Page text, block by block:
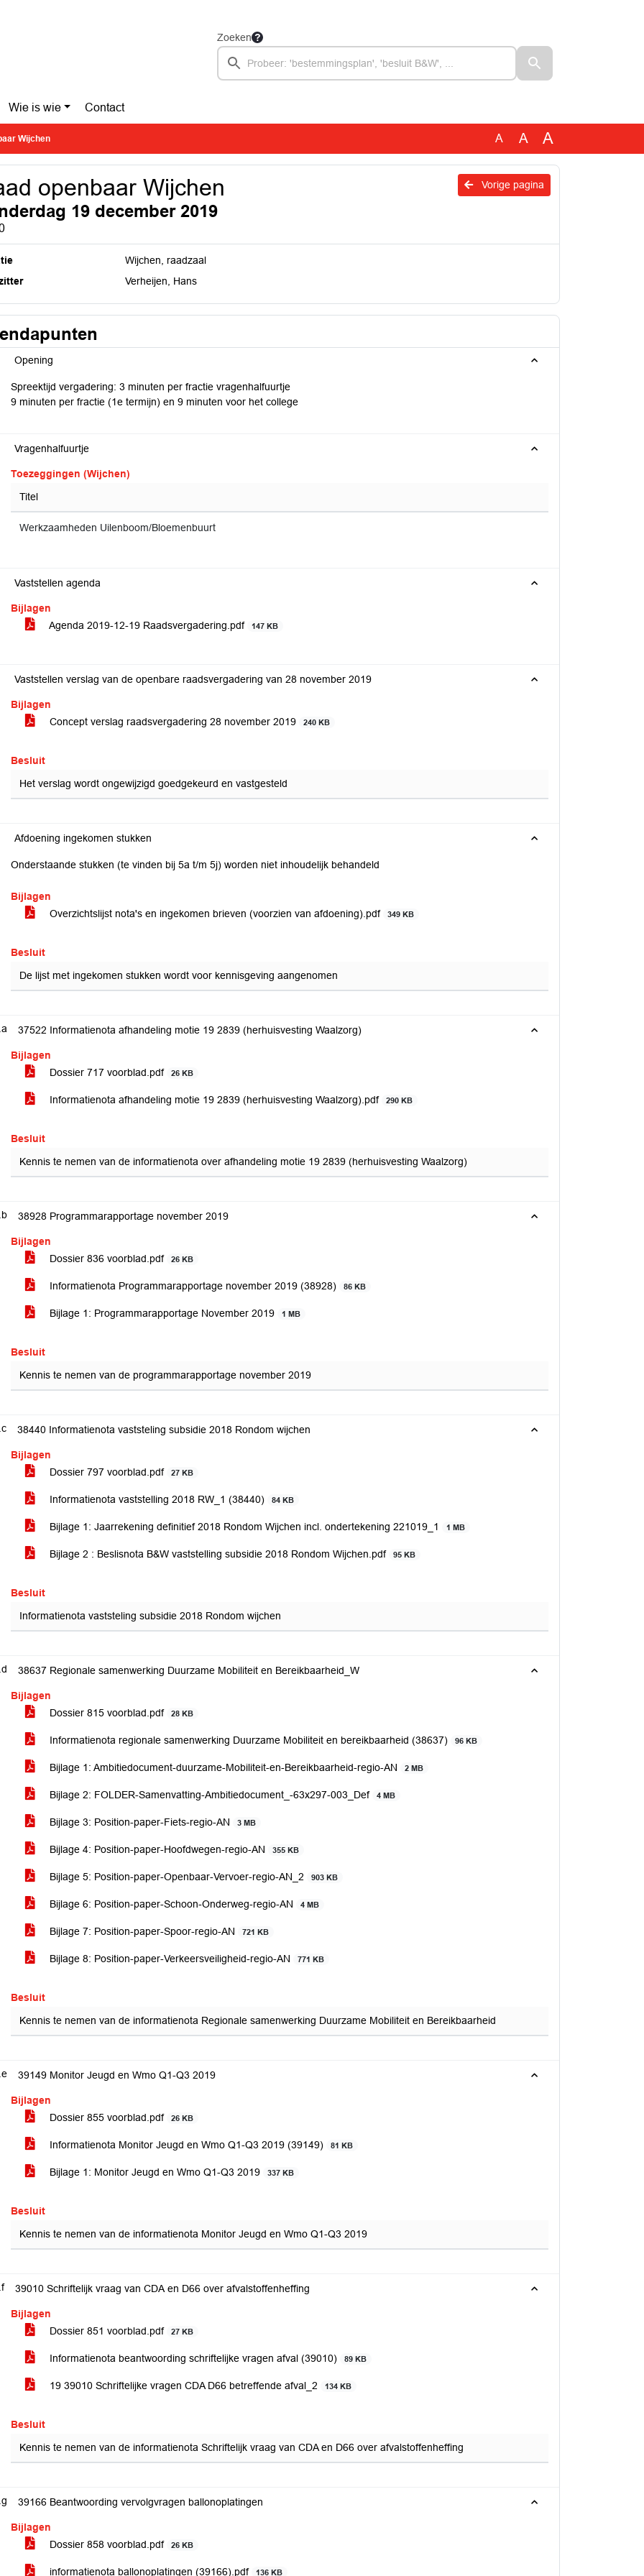
Zoeken
Wie is wie Contact
Wijchen A A A
Vorige pagina
openbaar Wijchen
19 december 2019
Wijchen, raadzaal
Verheijen, Hans
Opening
Spreektijd vergadering: 3 minuten per fractie vragenhalfuurtje
9 minuten per fractie (1e termijn) en 9 minuten voor het college
Vragenhalfuurtje
Toezeggingen (Wijchen)
Titel
Werkzaamheden Uilenboom/Bloemenbuurt
Vaststellen agenda
Bijlagen
Agenda 2019-12-19 Raadsvergadering.pdf
147 KB
Vaststellen verslag van de openbare raadsvergadering van 28 november 2019
Bijlagen
Concept verslag raadsvergadering 28 november 2019
240 KB
Besluit
Het verslag wordt ongewijzigd goedgekeurd en vastgesteld
Afdoening ingekomen stukken
Onderstaande stukken (te vinden bij 5a t/m 5j) worden niet inhoudelijk behandeld
Bijlagen
Overzichtslijst nota's en ingekomen brieven (voorzien van afdoening).pdf
349 KB
Besluit
De lijst met ingekomen stukken wordt voor kennisgeving aangenomen
37522 Informatienota afhandeling motie 19 2839 (herhuisvesting Waalzorg)
Bijlagen
Dossier 717 voorblad.pdf
26 KB
Informatienota afhandeling motie 19 2839 (herhuisvesting Waalzorg).pdf 290 KB
Besluit
Kennis te nemen van de informatienota over afhandeling motie 19 2839 (herhuisvesting Waalzorg)
38928 Programmarapportage november 2019
Bijlagen
Dossier 836 voorblad.pdf
26 KB
Informatienota Programmarapportage november 2019 (38928) 86 KB
Bijlage 1: Programmarapportage November 2019 1 MB
Besluit
Kennis te nemen van de programmarapportage november 2019
38440 Informatienota vaststeling subsidie 2018 Rondom wijchen
Bijlagen
Dossier 797 voorblad.pdf
27 KB
Informatienota vaststelling 2018 RW_1 (38440) 84 KB
Bijlage 1: Jaarrekening definitief 2018 Rondom Wijchen incl. ondertekening 221019_1 1 MB
Bijlage 2 : Beslisnota B&W vaststelling subsidie 2018 Rondom Wijchen.pdf 95 KB
Besluit
Informatienota vaststeling subsidie 2018 Rondom wijchen
38637 Regionale samenwerking Duurzame Mobiliteit en Bereikbaarheid_W
Bijlagen
Dossier 815 voorblad.pdf
28 KB
Informatienota regionale samenwerking Duurzame Mobiliteit en bereikbaarheid (38637) 96 KB
Bijlage 1: Ambitiedocument-duurzame-Mobiliteit-en-Bereikbaarheid-regio-AN 2 MB
Bijlage 2: FOLDER-Samenvatting-Ambitiedocument_-63x297-003_Def 4 MB
Bijlage 3: Position-paper-Fiets-regio-AN 3 MB
Bijlage 4: Position-paper-Hoofdwegen-regio-AN 355 KB
Bijlage 5: Position-paper-Openbaar-Vervoer-regio-AN_2 903 KB
Bijlage 6: Position-paper-Schoon-Onderweg-regio-AN 4 MB
Bijlage 7: Position-paper-Spoor-regio-AN 721 KB
Bijlage 8: Position-paper-Verkeersveiligheid-regio-AN 771 KB
Besluit
Kennis te nemen van de informatienota Regionale samenwerking Duurzame Mobiliteit en Bereikbaarheid
39149 Monitor Jeugd en Wmo Q1-Q3 2019
Bijlagen
Dossier 855 voorblad.pdf
26 KB
Informatienota Monitor Jeugd en Wmo Q1-Q3 2019 (39149) 81 KB
Bijlage 1: Monitor Jeugd en Wmo Q1-Q3 2019 337 KB
Besluit
Kennis te nemen van de informatienota Monitor Jeugd en Wmo Q1-Q3 2019
39010 Schriftelijk vraag van CDA en D66 over afvalstoffenheffing
Bijlagen
Dossier 851 voorblad.pdf
27 KB
Informatienota beantwoording schriftelijke vragen afval (39010) 89 KB
19 39010 Schriftelijke vragen CDA D66 betreffende afval_2 134 KB
Besluit
Kennis te nemen van de informatienota Schriftelijk vraag van CDA en D66 over afvalstoffenheffing
39166 Beantwoording vervolgvragen ballonoplatingen
Bijlagen
Dossier 858 voorblad.pdf
26 KB
informatienota ballonoplatingen (39166).pdf 136 KB